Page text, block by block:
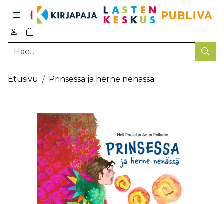
Hae
0
tuotetta ostoskorissa
Pääsisältö
Etusivu Prinsessa ja herne nenässä